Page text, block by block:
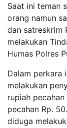
Saat ini teman
orang namun
dan satreskrim
melakukan
Humas Polres
Dalam perkara
melakukan
rupiah
pecahan Rp.
diduga